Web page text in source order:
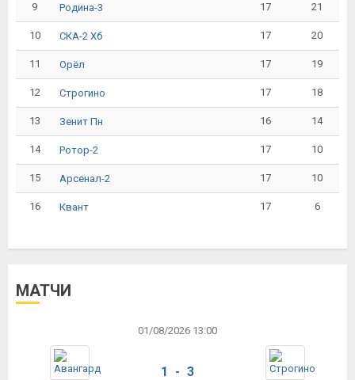
9 Родина-3 17 21
10 СКА-2 Хб 17 20
11 Орёл 17 19
12 Строгино 17 18
13 Зенит Пн 16 14
14 Ротор-2 17 10
15 Арсенал-2 17 10
16 Квант 17 6
МАТЧИ
01/08/2026 13:00
1 - 3